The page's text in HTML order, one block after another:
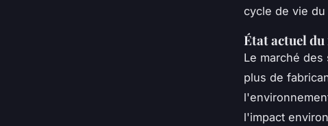
cycle de vie du
État actuel
Le marché
plus de
l'impact